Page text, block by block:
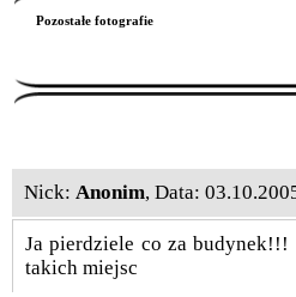
Pozostałe fotografie
Nick: Anonim, Data:
Ja pierdziele co za budynek!!!
takich miejsc